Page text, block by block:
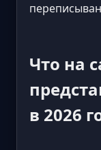
Что на
в 2026